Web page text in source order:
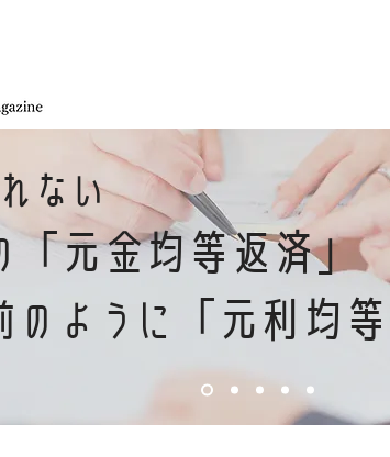
ない
「元金均等返済」
ように 「元利均